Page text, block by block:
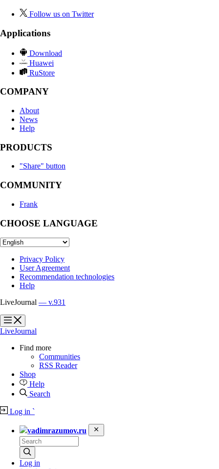
Follow us on Twitter
Applications
Download
Huawei
RuStore
COMPANY
About
News
Help
PRODUCTS
"Share" button
COMMUNITY
Frank
CHOOSE LANGUAGE
Privacy Policy
User Agreement
Recommendation technologies
Help
LiveJournal — v.931
?
?
LiveJournal
Find more
Communities
RSS Reader
Shop
Help
Search
Log in `
vadimrazumov.ru
Log in